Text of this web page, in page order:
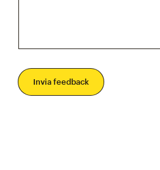
Invia feedback